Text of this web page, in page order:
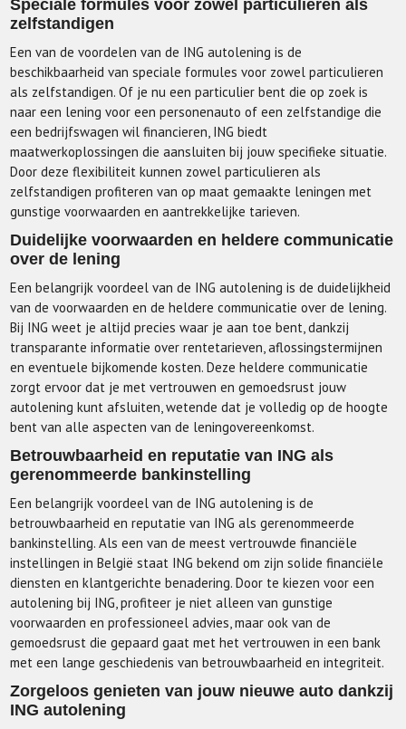
Speciale formules voor zowel particulieren als
zelfstandigen
Een van de voordelen van de ING autolening is de
beschikbaarheid van speciale formules voor zowel particulieren
als zelfstandigen. Of je nu een particulier bent die op zoek is
naar een lening voor een personenauto of een zelfstandige die
een bedrijfswagen wil financieren, ING biedt
maatwerkoplossingen die aansluiten bij jouw specifieke situatie.
Door deze flexibiliteit kunnen zowel particulieren als
zelfstandigen profiteren van op maat gemaakte leningen met
gunstige voorwaarden en aantrekkelijke tarieven.
Duidelijke voorwaarden en heldere communicatie
over de lening
Een belangrijk voordeel van de ING autolening is de duidelijkheid
van de voorwaarden en de heldere communicatie over de lening.
Bij ING weet je altijd precies waar je aan toe bent, dankzij
transparante informatie over rentetarieven, aflossingstermijnen
en eventuele bijkomende kosten. Deze heldere communicatie
zorgt ervoor dat je met vertrouwen en gemoedsrust jouw
autolening kunt afsluiten, wetende dat je volledig op de hoogte
bent van alle aspecten van de leningovereenkomst.
Betrouwbaarheid en reputatie van ING als
gerenommeerde bankinstelling
Een belangrijk voordeel van de ING autolening is de
betrouwbaarheid en reputatie van ING als gerenommeerde
bankinstelling. Als een van de meest vertrouwde financiële
instellingen in België staat ING bekend om zijn solide financiële
diensten en klantgerichte benadering. Door te kiezen voor een
autolening bij ING, profiteer je niet alleen van gunstige
voorwaarden en professioneel advies, maar ook van de
gemoedsrust die gepaard gaat met het vertrouwen in een bank
met een lange geschiedenis van betrouwbaarheid en integriteit.
Zorgeloos genieten van jouw nieuwe auto dankzij
ING autolening